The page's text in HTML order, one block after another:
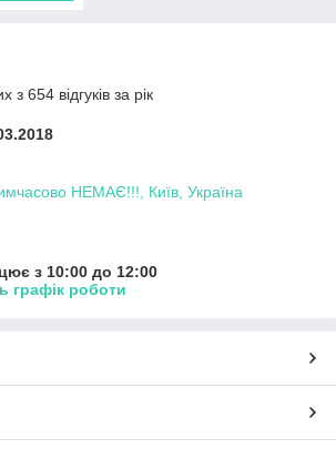
з 654 відгуків за рік
НЕМАЄ!!!, Київ, Україна
з 10:00 до 12:00
графік роботи